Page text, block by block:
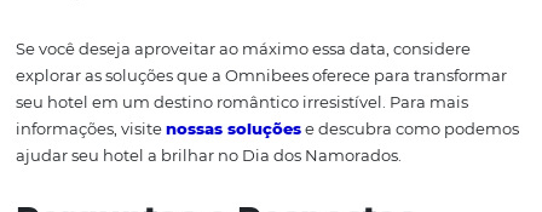
oferecendo um desconto em relação à última visita ou
upgrade de quarto para tornar a experiência ainda mais
especial.